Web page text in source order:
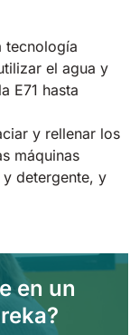
h
h
h
h
h
h
tecnología
el agua y
E71 hasta
y rellenar los
máquinas
detergente, y
en un